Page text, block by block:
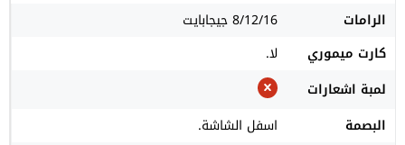
الرامات
8/12/16 جيجابايت
كارت ميموري
لا.
لمبة اشعارات
البصمة
اسفل الشاشة.